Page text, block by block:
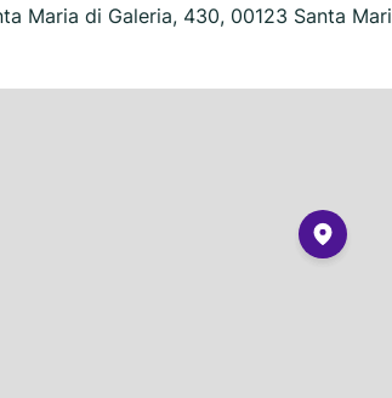
Maria di Galeria, 430, 00123 Santa